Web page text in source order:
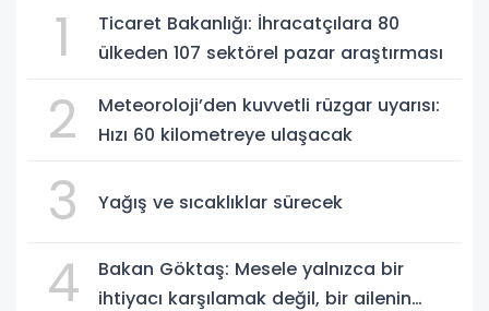
1
Ticaret Bakanlığı: İhracatçılara 80
ülkeden 107 sektörel pazar araştırması
2
Meteoroloji’den kuvvetli rüzgar uyarısı:
Hızı 60 kilometreye ulaşacak
3 Yağış ve sıcaklıklar sürecek
4
Bakan Göktaş: Mesele yalnızca bir
ihtiyacı karşılamak değil, bir ailenin